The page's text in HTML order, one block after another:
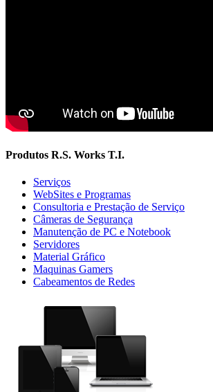
Produtos R.S. Works T.I.
Serviços
WebSites e Programas
Consultoria e Prestação de Serviço
Câmeras de Segurança
Manutenção de PC e Notebook
Servidores
Material Gráfico
Maquinas Gamers
Cabeamentos de Redes